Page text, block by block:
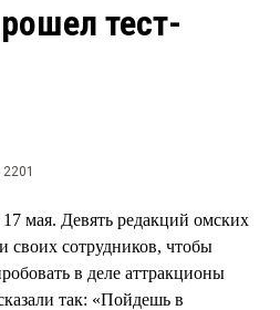
Рейтинги
тест-
2201
17 мая. Девять редакций омских
своих сотрудников, чтобы
в деле аттракционы
так: «Пойдешь в